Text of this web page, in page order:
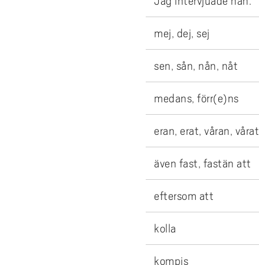
mej, dej, sej
sen, sån, nån, nåt
medans, förr(e)ns
eran, erat, våran, vårat
även fast, fastän att
eftersom att
kolla
kompis